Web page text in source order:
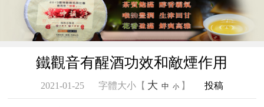
鐵觀音有醒酒功效和敵煙作用
2021-01-25 字體大小【 大 中 小 】 投稿